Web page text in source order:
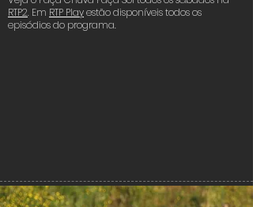
RTP2. Em RTP Playestão disponíveis todos os
episódios do programa.